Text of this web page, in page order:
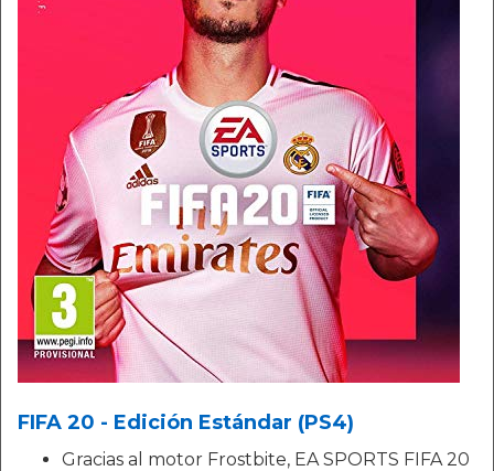
FIFA 20 - Edición Estándar (PS4)
Gracias al motor Frostbite, EA SPORTS FIFA 20